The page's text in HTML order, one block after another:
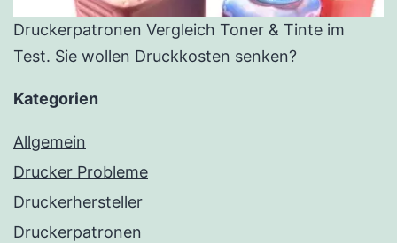
Druckerpatronen Vergleich Toner & Tinte im
Test. Sie wollen Druckkosten senken?
Kategorien
Allgemein
Drucker Probleme
Druckerhersteller
Druckerpatronen